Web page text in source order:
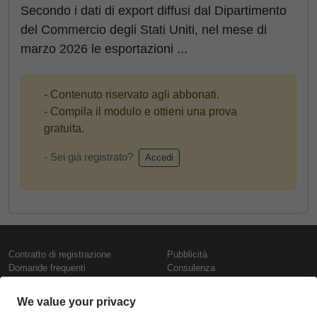
Secondo i dati di export diffusi dal Dipartimento
del Commercio degli Stati Uniti, nel mese di
marzo 2026 le esportazioni ...
- Contenuto riservato agli abbonati.
- Compila il modulo e ottieni una prova
gratuita.
- Sei già registrato? Accedi
Contratto di registrazione
Domande frequenti
Contattaci
Pubblicità
Consulenza